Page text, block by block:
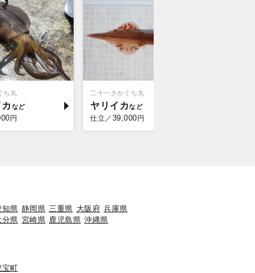
ち丸
円
二十一さかぐち丸
ヤリイカ
仕立／ 39,000 円
知県 静岡県 三重県 大阪府 兵庫県
分県 宮崎県 鹿児島県 沖縄県
宝町